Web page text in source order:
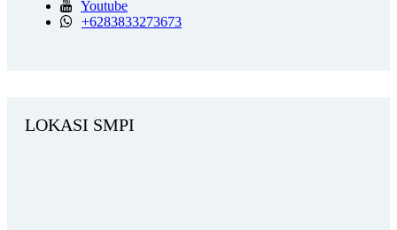
Youtube
+6283833273673
LOKASI SMPI